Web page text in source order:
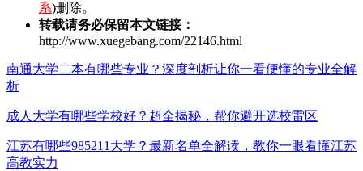
系)删除。
转载请务必保留本文链接：
http://www.xuegebang.com/22146.html
南通大学二本有哪些专业？深度剖析让你一看便懂的专业全解
析
成人大学有哪些学校好？超全揭秘，帮你避开选校雷区
江苏有哪些985211大学？最新名单全解读，教你一眼看懂江苏
高教实力